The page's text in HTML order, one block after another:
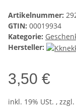
Artikelnummer:
GTIN: 00019934
Kategorie:
Hersteller:
3,50 €
inkl. 19% USt. , zzgl.